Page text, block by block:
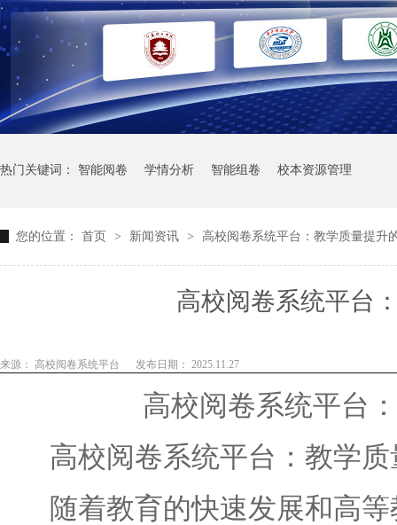
热门关键词： 智能阅卷 学情分析 智能组卷 校本资源管理
您的位置： 首页 > 新闻资讯 > 高校阅卷系统平台：教学质量提升
高校阅卷系统平台
来源： 高校阅卷系统平台 发布日期： 2025.11.27
高校阅卷系统平台
高校阅卷系统平台：教学质
随着教育的快速发展和高等